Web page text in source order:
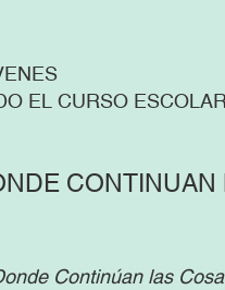
EL CURSO ESCOLAR
CONTINUAN
Continúan las